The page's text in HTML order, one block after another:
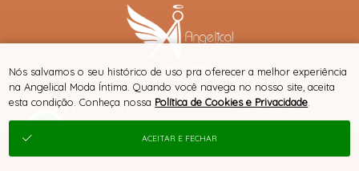
SITE 100% SEGURO PLATAFORMA B2B
® TODOS DIREITOS RESERVADOS
Nós salvamos o seu histórico de uso pra oferecer a melhor experiência
na Angelical Moda Íntima. Quando você navega no nosso site, aceita
esta condição. Conheça nossa Política de Cookies e Privacidade
ACEITAR E FECHAR